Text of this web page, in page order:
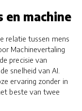
en machine
relatie tussen mens
Machinevertaling
precisie van
snelheid van AI.
ervaring zonder in
beste van twee